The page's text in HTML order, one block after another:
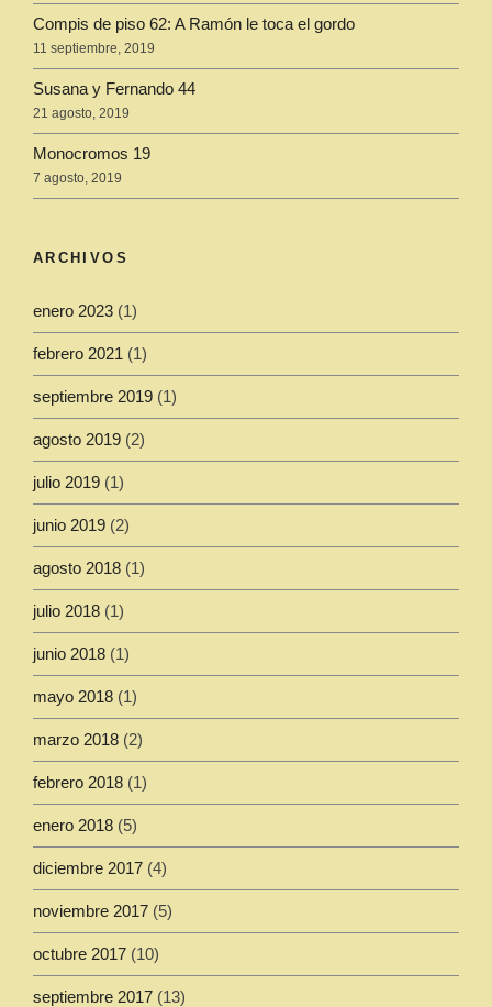
Compis de piso 62: A Ramón le toca el gordo
11 septiembre, 2019
Susana y Fernando 44
21 agosto, 2019
Monocromos 19
7 agosto, 2019
ARCHIVOS
enero 2023 (1)
febrero 2021 (1)
septiembre 2019 (1)
agosto 2019 (2)
julio 2019 (1)
junio 2019 (2)
agosto 2018 (1)
julio 2018 (1)
junio 2018 (1)
mayo 2018 (1)
marzo 2018 (2)
febrero 2018 (1)
enero 2018 (5)
diciembre 2017 (4)
noviembre 2017 (5)
octubre 2017 (10)
septiembre 2017 (13)